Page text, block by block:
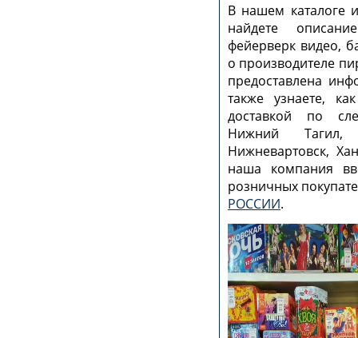
В нашем каталоге
найдете
фейерверк видео,
о производителе
предоставлена
также узнаете,
доставкой по
Нижний Тагил,
Нижневартовск,
наша компания
розничных
РОССИИ.